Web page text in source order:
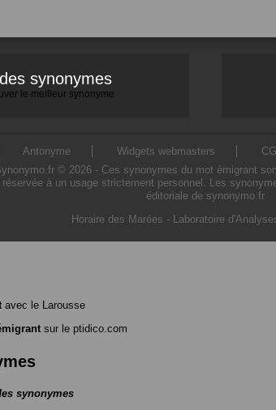
synonymes
le meilleur synonyme
Antonyme Widgets webmasters
© 2026 - Ces synonymes du mot émigrant
à un usage strictement personnel. Les
éditoriale de synonymo.fr
Horaire des Marées - Laboratoire
avec le Larousse
sur le ptidico.com
synonymes